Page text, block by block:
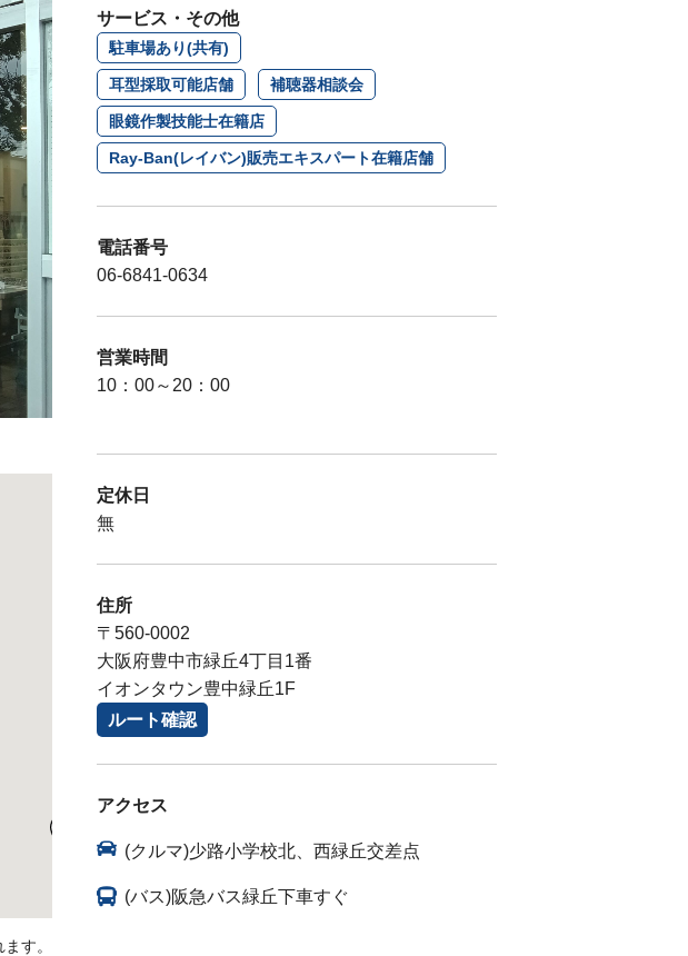
サービス・その他
駐車場あり(共有)
耳型採取可能店舗 補聴器相談会
眼鏡作製技能士在籍店
Ray-Ban(レイバン)販売エキスパート在籍店舗
電話番号
06-6841-0634
営業時間
10：00～20：00
定休日
無
住所
〒560-0002
大阪府豊中市緑丘4丁目1番
イオンタウン豊中緑丘1F
ルート確認
アクセス
(クルマ)少路小学校北、西緑丘交差点
(バス)阪急バス緑丘下車すぐ
す。